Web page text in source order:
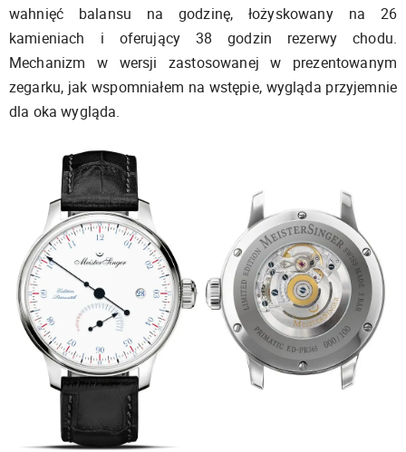
wahnięć balansu na godzinę, łożyskowany na 26
kamieniach i oferujący 38 godzin rezerwy chodu.
Mechanizm w wersji zastosowanej w prezentowanym
zegarku, jak wspomniałem na wstępie, wygląda przyjemnie
dla oka wygląda.